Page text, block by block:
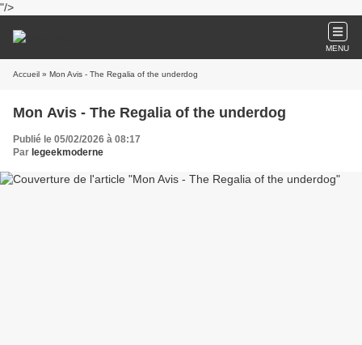
"/>
MENU
Accueil » Mon Avis - The Regalia of the underdog
Mon Avis - The Regalia of the underdog
Publié le 05/02/2026 à 08:17
Par legeekmoderne